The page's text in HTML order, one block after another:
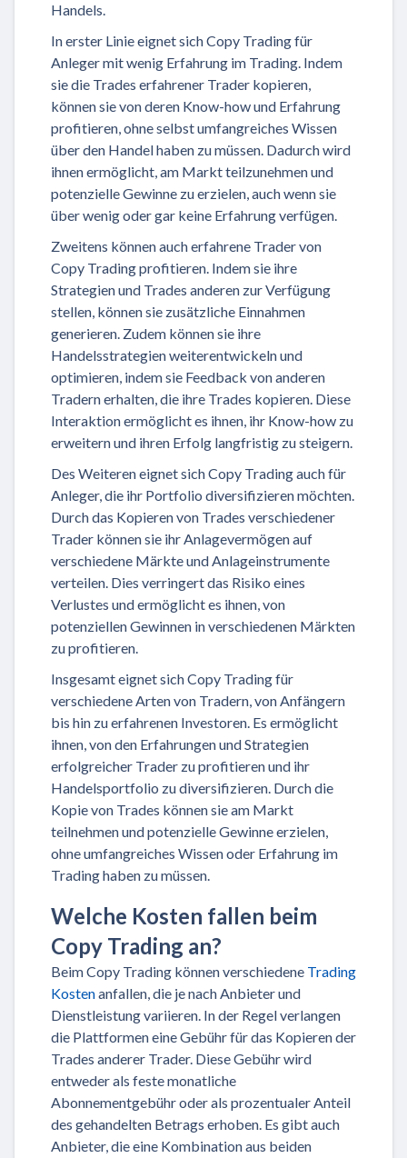
Handels.
In erster Linie eignet sich Copy Trading für
Anleger mit wenig Erfahrung im Trading. Indem
sie die Trades erfahrener Trader kopieren,
können sie von deren Know-how und Erfahrung
profitieren, ohne selbst umfangreiches Wissen
über den Handel haben zu müssen. Dadurch wird
ihnen ermöglicht, am Markt teilzunehmen und
potenzielle Gewinne zu erzielen, auch wenn sie
über wenig oder gar keine Erfahrung verfügen.
Zweitens können auch erfahrene Trader von
Copy Trading profitieren. Indem sie ihre
Strategien und Trades anderen zur Verfügung
stellen, können sie zusätzliche Einnahmen
generieren. Zudem können sie ihre
Handelsstrategien weiterentwickeln und
optimieren, indem sie Feedback von anderen
Tradern erhalten, die ihre Trades kopieren. Diese
Interaktion ermöglicht es ihnen, ihr Know-how zu
erweitern und ihren Erfolg langfristig zu steigern.
Des Weiteren eignet sich Copy Trading auch für
Anleger, die ihr Portfolio diversifizieren möchten.
Durch das Kopieren von Trades verschiedener
Trader können sie ihr Anlagevermögen auf
verschiedene Märkte und Anlageinstrumente
verteilen. Dies verringert das Risiko eines
Verlustes und ermöglicht es ihnen, von
potenziellen Gewinnen in verschiedenen Märkten
zu profitieren.
Insgesamt eignet sich Copy Trading für
verschiedene Arten von Tradern, von Anfängern
bis hin zu erfahrenen Investoren. Es ermöglicht
ihnen, von den Erfahrungen und Strategien
erfolgreicher Trader zu profitieren und ihr
Handelsportfolio zu diversifizieren. Durch die
Kopie von Trades können sie am Markt
teilnehmen und potenzielle Gewinne erzielen,
ohne umfangreiches Wissen oder Erfahrung im
Trading haben zu müssen.
Welche Kosten fallen beim
Copy Trading an?
Beim Copy Trading können verschiedene Trading
Kostenanfallen, die je nach Anbieter und
Dienstleistung variieren. In der Regel verlangen
die Plattformen eine Gebühr für das Kopieren der
Trades anderer Trader. Diese Gebühr wird
entweder als feste monatliche
Abonnementgebühr oder als prozentualer Anteil
des gehandelten Betrags erhoben. Es gibt auch
Anbieter, die eine Kombination aus beiden